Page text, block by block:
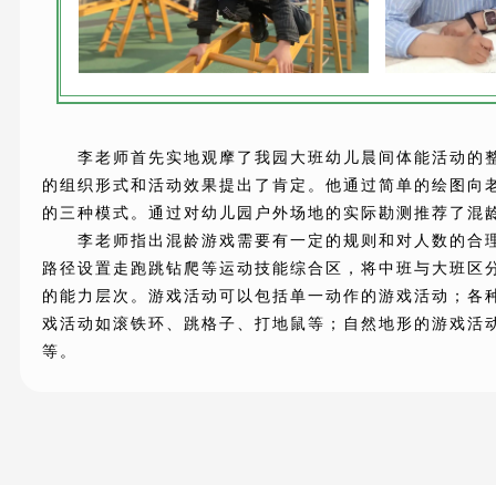
李老师首先实地观摩了我园大班幼儿晨间体能活动的
的组织形式和活动效果提出了肯定。他通过简单的绘图向
的三种模式。通过对幼儿园户外场地的实际勘测推荐了混
李老师指出混龄游戏需要有一定的规则和对人数的合
路径设置走跑跳钻爬等运动技能综合区，将中班与大班区
的能力层次。游戏活动可以包括单一动作的游戏活动；各
戏活动如滚铁环、跳格子、打地鼠等；自然地形的游戏活
等。